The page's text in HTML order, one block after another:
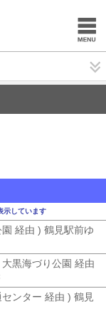
示しています
経由 ) 鶴見駅前ゆ
黒海づり公園 経由
センター 経由 ) 鶴見